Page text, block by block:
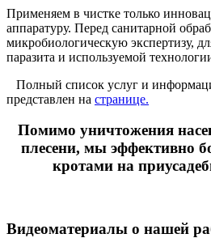
Применяем в чистке только
аппаратуру. Перед санитарной
микробиологическую экспертизу,
паразита и используемой
Полный список услуг и
представлен на странице.
Помимо уничтожения
плесени, мы эффективно
кротами на
Видеоматериалы о нашей